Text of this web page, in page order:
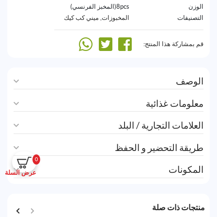
0
عرض السلة
الوزن
8pcs(المخبز الفرنسي)
التصنيفات
المخبوزات, ميني كب كيك
قم بمشاركة هذا المنتج:
الوصف
معلومات غذائية
العلامات التجارية / البلد
طريقة التحضير و الحفظ
المكونات
منتجات ذات صلة